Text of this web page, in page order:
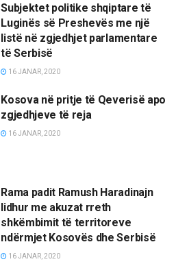
Subjektet politike shqiptare të
Luginës së Preshevës me një
listë në zgjedhjet parlamentare
të Serbisë
16 JANAR, 2020
Kosova në pritje të Qeverisë apo
zgjedhjeve të reja
16 JANAR, 2020
Rama padit Ramush Haradinajn
lidhur me akuzat rreth
shkëmbimit të territoreve
ndërmjet Kosovës dhe Serbisë
16 JANAR, 2020